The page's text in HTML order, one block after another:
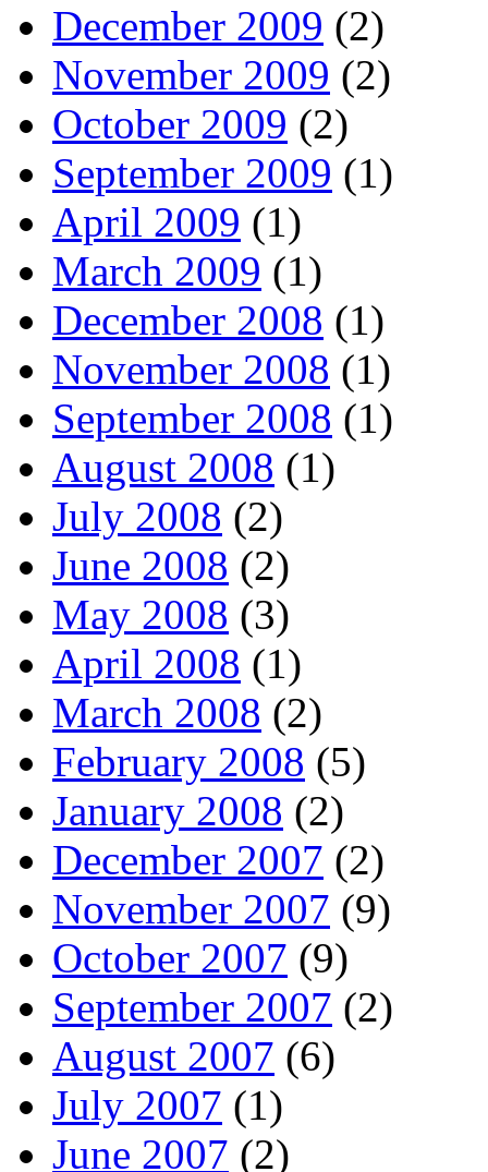
December 2009 (2)
November 2009 (2)
October 2009 (2)
September 2009 (1)
April 2009 (1)
March 2009 (1)
December 2008 (1)
November 2008 (1)
September 2008 (1)
August 2008 (1)
July 2008 (2)
June 2008 (2)
May 2008 (3)
April 2008 (1)
March 2008 (2)
February 2008 (5)
January 2008 (2)
December 2007 (2)
November 2007 (9)
October 2007 (9)
September 2007 (2)
August 2007 (6)
July 2007 (1)
June 2007 (2)